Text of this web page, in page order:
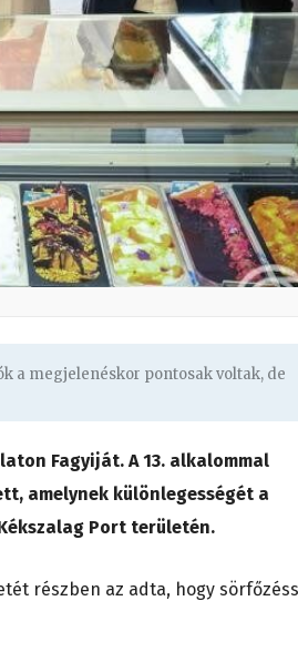
a megjelenéskor pontosak voltak, de
Fagyiját. A 13. alkalommal
amelynek különlegességét a
Port területén.
részben az adta, hogy